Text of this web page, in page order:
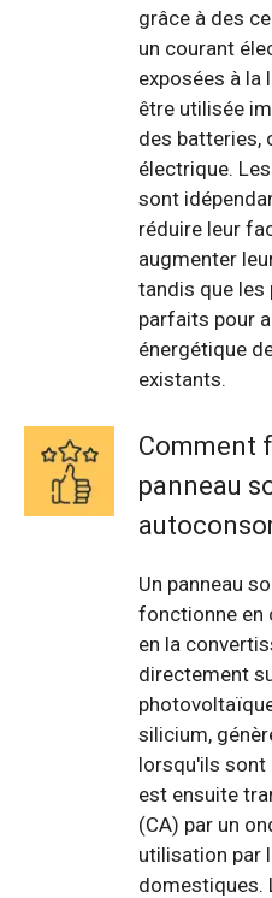
grâce à des
un courant
exposées à la
être utilisée
des batteries,
électrique.
sont
réduire leur
augmenter
tandis que les
parfaits pour
énergétique
existants.
Comment
panneau
Un panneau
fonctionne en
en la
directement
silicium,
lorsqu'ils sont
est ensuite
(CA) par un
utilisation par
domestiques.